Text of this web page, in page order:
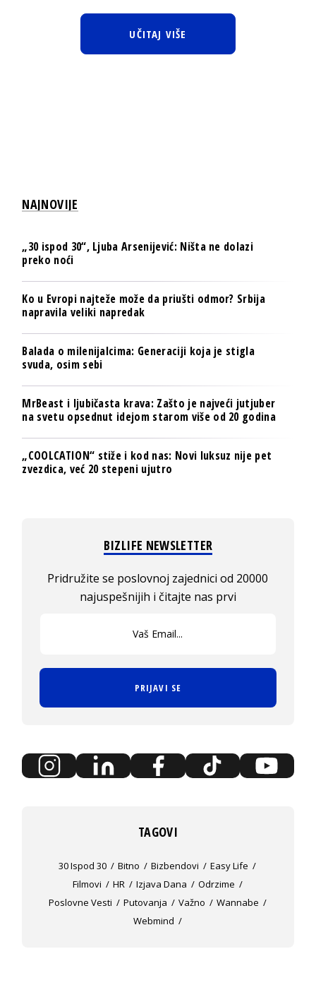
UČITAJ VIŠE
NAJNOVIJE
„30 ispod 30“, Ljuba Arsenijević: Ništa ne dolazi
preko noći
Ko u Evropi najteže može da priušti odmor? Srbija
napravila veliki napredak
Balada o milenijalcima: Generaciji koja je stigla
svuda, osim sebi
MrBeast i ljubičasta krava: Zašto je najveći jutjuber
na svetu opsednut idejom starom više od 20 godina
„COOLCATION“ stiže i kod nas: Novi luksuz nije pet
zvezdica, već 20 stepeni ujutro
BIZLIFE NEWSLETTER
Pridružite se poslovnoj zajednici od 20000
najuspešnijih i čitajte nas prvi
PRIJAVI SE
TAGOVI
30 Ispod 30 Bitno Bizbendovi
Easy Life
Filmovi
HR Izjava Dana
Odrzime
Poslovne Vesti
Putovanja Važno
Wannabe
Webmind